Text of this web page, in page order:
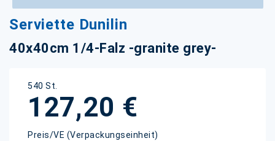
Serviette Dunilin
40x40cm 1/4-Falz -granite grey-
540 St.
127,20 €
Preis/VE (Verpackungseinheit)
Anfang
der
Bildgalerie